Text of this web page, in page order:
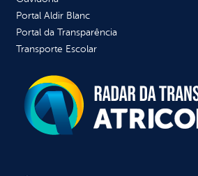
Portal Aldir Blanc
Portal da Transparência
Transporte Escolar